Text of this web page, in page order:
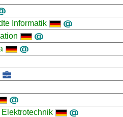
Informatik